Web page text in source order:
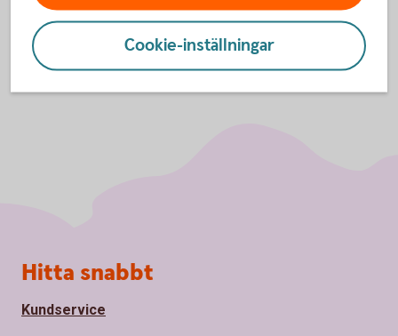
Cookie-inställningar
Sidfot
Hitta snabbt
Kundservice